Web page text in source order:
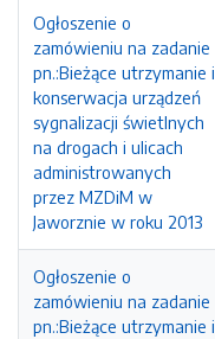
Ogłoszenie o
zamówieniu na zadanie
pn.:Bieżące utrzymanie i
konserwacja urządzeń
sygnalizacji świetlnych
na drogach i ulicach
administrowanych
przez MZDiM w
Jaworznie w roku 2013
Ogłoszenie o
zamówieniu na zadanie
pn.:Bieżące utrzymanie i